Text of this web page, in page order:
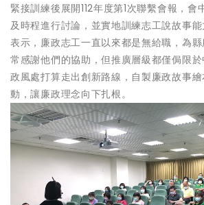
緊接訓練後展開112年度第1次聯繫會報，會
及時程進行討論，並實地訓練志工說故事
表示，廉政志工一直以來都是無給職，為
常感謝他們的協助，但推廣層級都僅侷限
政風處打算走出創新路線，自製廉政故事
動，讓廉政理念向下扎根。